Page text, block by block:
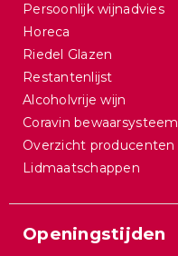
Persoonlijk wijnadvies
Horeca
Riedel Glazen
Restantenlijst
Alcoholvrije wijn
Coravin bewaarsysteem
Overzicht producenten
Lidmaatschappen
Openingstijden